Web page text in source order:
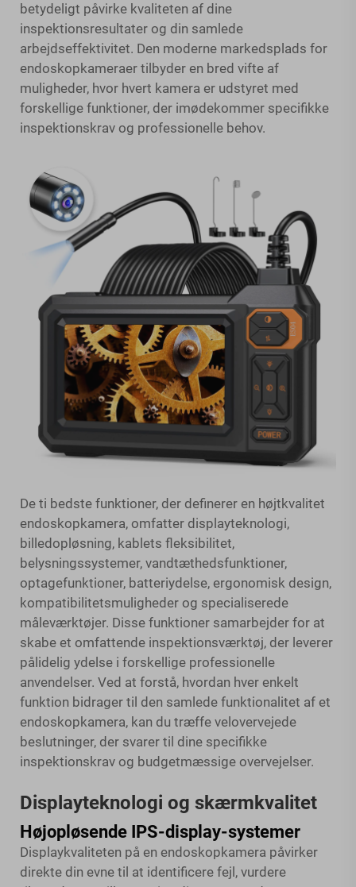
betydeligt påvirke kvaliteten af dine
inspektionsresultater og din samlede
arbejdseffektivitet. Den moderne markedsplads for
endoskopkameraer tilbyder en bred vifte af
muligheder, hvor hvert kamera er udstyret med
forskellige funktioner, der imødekommer specifikke
inspektionskrav og professionelle behov.
De ti bedste funktioner, der definerer en højtkvalitet
endoskopkamera, omfatter displayteknologi,
billedopløsning, kablets fleksibilitet,
belysningssystemer, vandtæthedsfunktioner,
optagefunktioner, batteriydelse, ergonomisk design,
kompatibilitetsmuligheder og specialiserede
måleværktøjer. Disse funktioner samarbejder for at
skabe et omfattende inspektionsværktøj, der leverer
pålidelig ydelse i forskellige professionelle
anvendelser. Ved at forstå, hvordan hver enkelt
funktion bidrager til den samlede funktionalitet af et
endoskopkamera, kan du træffe velovervejede
beslutninger, der svarer til dine specifikke
inspektionskrav og budgetmæssige overvejelser.
Displayteknologi og skærmkvalitet
Højopløsende IPS-display-systemer
Displaykvaliteten på en endoskopkamera påvirker
direkte din evne til at identificere fejl, vurdere